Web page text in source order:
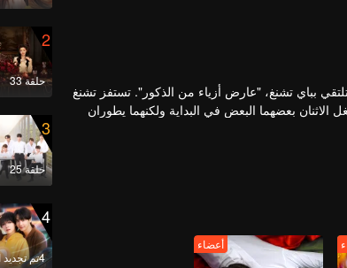
بباي تشنغ، "عارض أزياء من الذكور". تستفز تشنغ
بعضهما البعض في البداية ولكنهما يطوران
أعضاء
2
حلقة 33
3
حلقة 25
4
4تم تجديد الحلقة